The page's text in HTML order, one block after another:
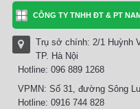
CÔNG TY TNHH ĐT & PT
Trụ sở chính: 2/1 Huỳnh
TP. Hà Nội
Hotline: 096 889 1268
VPMN: Số 31, đường Sông
Hotline: 0916 744 828